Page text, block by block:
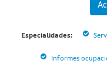
Especialidades:
Informes